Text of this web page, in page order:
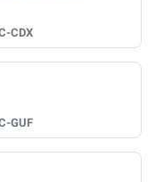
CDX
GUF